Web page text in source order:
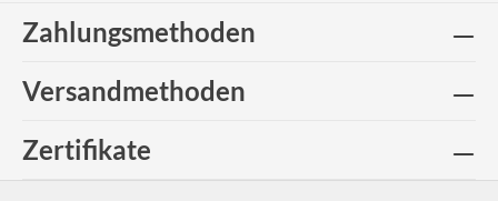
Zahlungsmethoden
Versandmethoden
Zertifikate